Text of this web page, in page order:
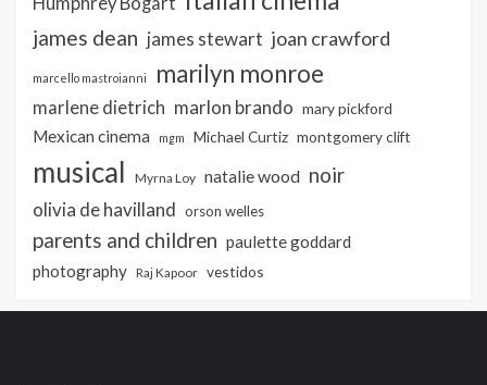
james dean james stewart joan crawford
marcello mastroianni marilyn monroe
marlene dietrich marlon brando mary pickford
Mexican cinema mgm Michael Curtiz montgomery clift
musical Myrna Loy natalie wood noir
olivia de havilland orson welles
parents and children paulette goddard
photography Raj Kapoor vestidos